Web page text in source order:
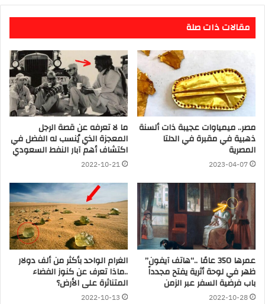
مقالات ذات صلة
مصر.. ميمياوات عجيبة ذات ألسنة
ذهبية في مقبرة في الدلتا
المصرية
2023-04-07
ما لا تعرفه عن قصة الرجل
المعجزة الذي يُنسب له الفضل في
اكتشاف أهم آبار النفط السعودي
2022-10-21
عمرها 350 عامًا ..“هاتف آيفون”
ظهر في لوحة أثرية يفتح مجدداً
باب فرضية السفر عبر الزمن
2022-10-28
الغرام الواحد بأكثر من ألف دولار
..ماذا تعرف عن كنوز الفضاء
المتناثرة على الأرض؟
2022-10-13